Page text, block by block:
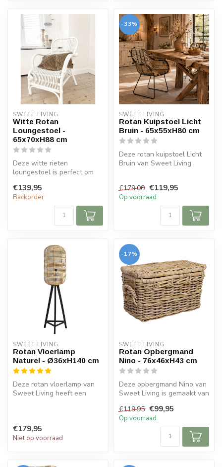
SWEET LIVING
Witte Rotan
Loungestoel -
65x70xH88 cm
Deze witte rieten
loungestoel is perfect om
komen. ...
€139,95
Backorder
-33%
SWEET LIVING
Rotan Kuipstoel Licht
Bruin - 65x55xH80 cm
Deze rotan kuipstoel Licht
Bruin van Sweet Living
€179,00 €119,95
Op voorraad
SWEET LIVING
Rotan Vloerlamp
Naturel - Ø36xH140 cm
Deze rotan vloerlamp van
Sweet Living heeft een
€179,95
Niet op voorraad
-17%
SWEET LIVING
Rotan Opbergmand
Nino - 76x46xH43 cm
Deze opbergmand Nino van
Sweet Living is gemaakt van
...
€119,95 €99,95
Op voorraad